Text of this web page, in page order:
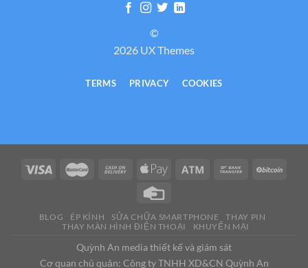
©
2026 UX Themes
TERMS PRIVACY COOKIES
BLOG ÉP KÍNH SỬA CHỮA SMARTPHONE
THAY PIN
THAY MÀN HÌNH ĐIỆN THOẠI
KHUYẾN MẠI
Quỳnh An media thiết kế và giám sát
Cơ quan chủ quản: Công ty TNHH XD&CN Quỳnh An